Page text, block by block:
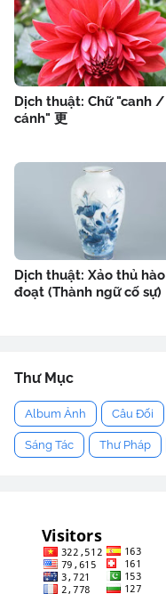
Dịch thuật: Chữ "canh /
cánh" 更
Dịch thuật: Xảo thủ hào
đoạt (Thành ngữ cố sự)
Thư Mục
Album Ảnh Câu Đối
Sáng Tác Thư Pháp